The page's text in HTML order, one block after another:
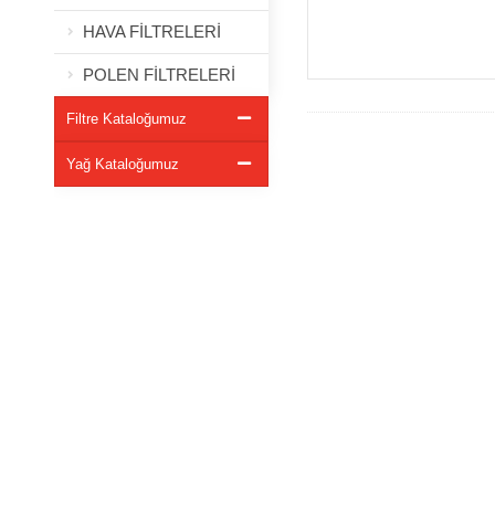
HAVA FİLTRELERİ
POLEN FİLTRELERİ
Filtre Kataloğumuz
Yağ Kataloğumuz